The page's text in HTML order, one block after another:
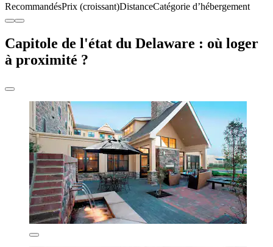
RecommandésPrix (croissant)DistanceCatégorie d’hébergement
Capitole de l'état du Delaware : où loger
à proximité ?